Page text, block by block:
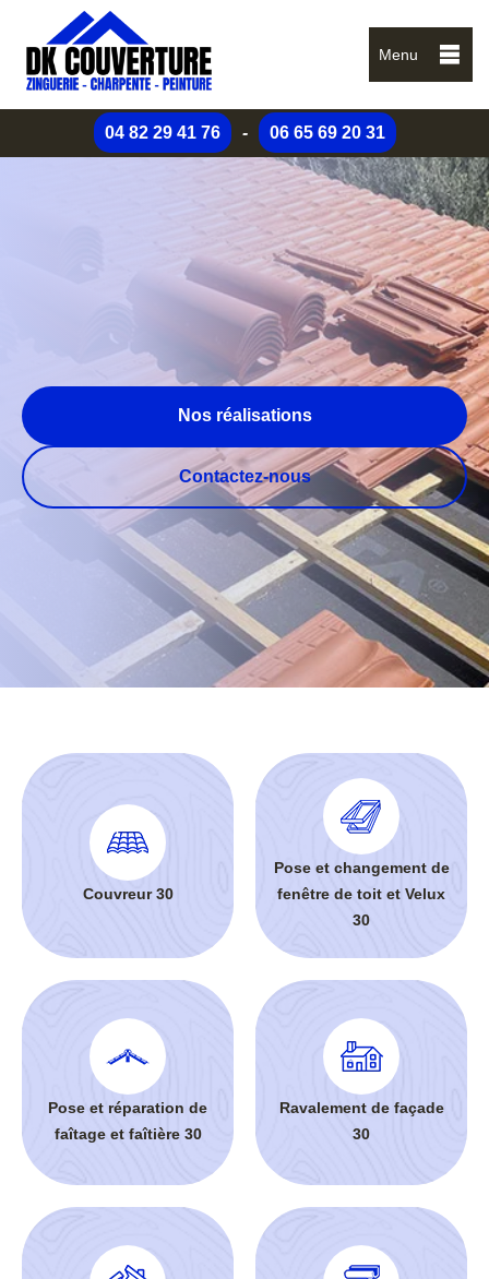
Menu
04 82 29 41 76 - 06 65 69 20 31
Nos réalisations
Contactez-nous
Couvreur 30
Pose et changement de
fenêtre de toit et Velux
30
Pose et réparation de
faîtage et faîtière 30
Ravalement de façade
30